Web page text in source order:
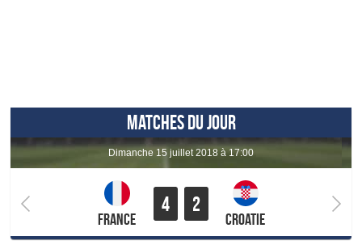
MATCHES DU JOUR
dimanche 15 juillet 2018 à 17:00
France
4 2
Croatie